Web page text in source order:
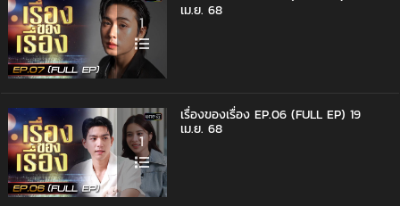
1
เม.ย. 68
1
เรื่องของเรื่อง EP.06 (FULL EP) 19
เม.ย. 68